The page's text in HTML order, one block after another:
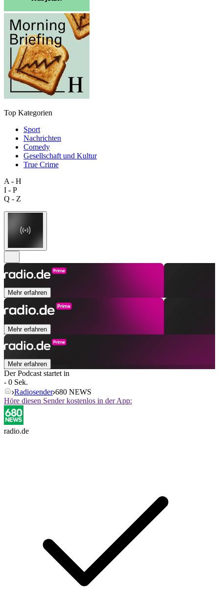
Top Kategorien
Sport
Nachrichten
Comedy
Gesellschaft und Kultur
True Crime
A - H
I - P
Q - Z
Mehr erfahren
Mehr erfahren
Mehr erfahren
Der Podcast startet in
- 0 Sek.
Radiosender 680 NEWS
Höre diesen Sender kostenlos in der App:
radio.de